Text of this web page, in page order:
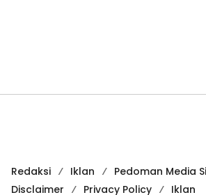
Redaksi Iklan
Pedoman Media
Disclaimer
Privacy Policy Iklan